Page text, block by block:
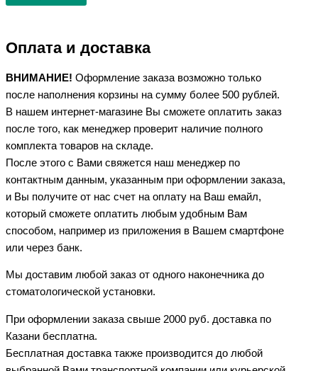
Оплата и доставка
ВНИМАНИЕ! Оформление заказа возможно только
после наполнения корзины на сумму более 500 рублей.
В нашем интернет-магазине Вы сможете оплатить заказ
после того, как менеджер проверит наличие полного
комплекта товаров на складе.
После этого с Вами свяжется наш менеджер по
контактным данным, указанным при оформлении заказа,
и Вы получите от нас счет на оплату на Ваш емайл,
который сможете оплатить любым удобным Вам
способом, например из приложения в Вашем смартфоне
или через банк.
Мы доставим любой заказ от одного наконечника до
стоматологической установки.
При оформлении заказа свыше 2000 руб. доставка по
Казани бесплатна.
Бесплатная доставка также производится до любой